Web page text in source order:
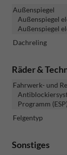
Außenspiegel
Außenspiegel
Außenspiegel
Dachreling
Räder &
Fahrwerk- und
Programm
Felgentyp
Sonstiges